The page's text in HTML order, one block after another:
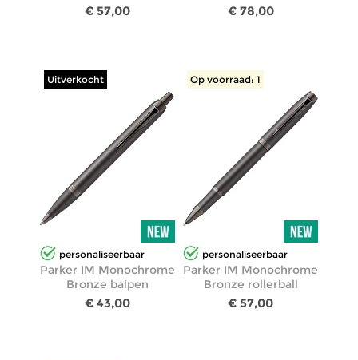
€ 57,00 € 78,00
personaliseerbaar
Uitverkocht
Parker IM Monochrome
Bronze balpen
€ 43,00
personaliseerbaar
Op voorraad: 1
Parker IM Monochrome
Bronze rollerball
€ 57,00